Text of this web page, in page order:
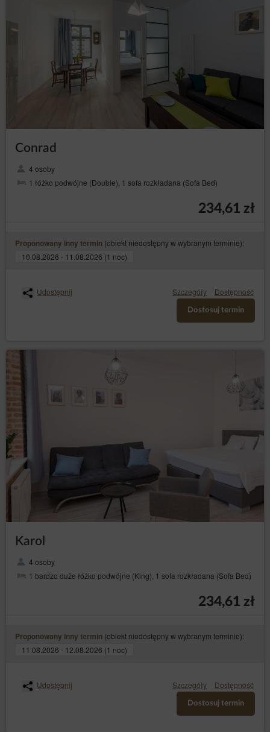
Conrad
4 osoby
1 łóżko podwójne (Double), 1 sofa rozkładana (Sofa Bed)
234,61 zł
Proponowany inny termin (obiekt niedostępny w wybranym terminie):
10.08.2026 - 11.08.2026 (1 noc)
Udostępnij Szczegóły Dostępność
Dostosuj termin
Karol
4 osoby
1 bardzo duże łóżko podwójne (King), 1 sofa rozkładana (Sofa Bed)
234,61 zł
Proponowany inny termin (obiekt niedostępny w wybranym terminie):
11.08.2026 - 12.08.2026 (1 noc)
Udostępnij Szczegóły Dostępność
Dostosuj termin